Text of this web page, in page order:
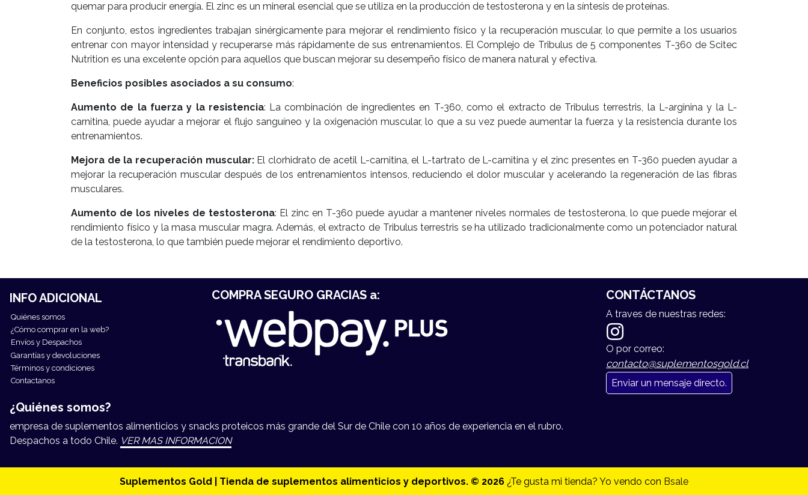
quemar para producir energía. El zinc es un mineral esencial que se utiliza en la producción de testosterona y en la síntesis de proteínas.
En conjunto, estos ingredientes trabajan sinérgicamente para mejorar el rendimiento físico y la recuperación muscular, lo que permite a los usuarios
entrenar con mayor intensidad y recuperarse más rápidamente de sus entrenamientos. El Complejo de Tribulus de 5 componentes T-360 de Scitec
Nutrition es una excelente opción para aquellos que buscan mejorar su desempeño físico de manera natural y efectiva.
Beneficios posibles asociados a su consumo:
Aumento de la fuerza y la resistencia: La combinación de ingredientes en T-360, como el extracto de Tribulus terrestris, la L-arginina y la L-
carnitina, puede ayudar a mejorar el flujo sanguíneo y la oxigenación muscular, lo que a su vez puede aumentar la fuerza y la resistencia durante los
entrenamientos.
Mejora de la recuperación muscular:El clorhidrato de acetil L-carnitina, el L-tartrato de L-carnitina y el zinc presentes en T-360 pueden ayudar a
mejorar la recuperación muscular después de los entrenamientos intensos, reduciendo el dolor muscular y acelerando la regeneración de las fibras
musculares.
Aumento de los niveles de testosterona: El zinc en T-360 puede ayudar a mantener niveles normales de testosterona, lo que puede mejorar el
rendimiento físico y la masa muscular magra. Además, el extracto de Tribulus terrestris se ha utilizado tradicionalmente como un potenciador natural
de la testosterona, lo que también puede mejorar el rendimiento deportivo.
INFO ADICIONAL
Quiénes somos
¿Cómo comprar en la web?
Envíos y Despachos
Garantías y devoluciones
Términos y condiciones
Contactanos
COMPRA SEGURO GRACIAS a: CONTÁCTANOS
A traves de nuestras redes:
O por correo:
contacto@suplementosgold.cl
Enviar un mensaje directo.
¿Quiénes somos?
empresa de suplementos alimenticios y snacks proteicos más grande del Sur de Chile con 10 años de experiencia en el rubro.
Despachos a todo Chile. VER MAS INFORMACION
Suplementos Gold | Tienda de suplementos alimenticios y deportivos. © 2026 ¿Te gusta mi tienda? Yo vendo con Bsale